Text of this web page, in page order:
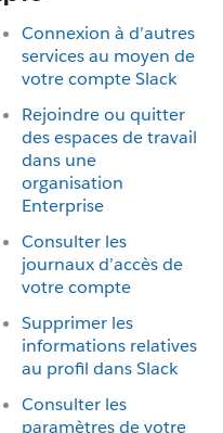
Connexion à d’autres
services au moyen de
votre compte Slack
Rejoindre ou quitter
des espaces de travail
dans une
organisation
Enterprise
Consulter les
journaux d’accès de
votre compte
Supprimer les
informations relatives
au profil dans Slack
Consulter les
paramètres de votre